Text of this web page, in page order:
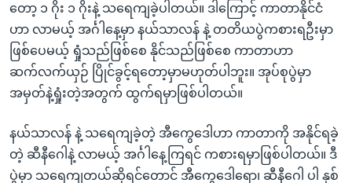
တော့ ၁ ဂိုး ၁ ဂိုးနဲ့ သရေကျခဲ့ပါတယ်။ ဒါကြောင့် ကာတာနိုင်ငံ
ဟာ လာမယ့် အင်္ဂါနေ့မှာ နယ်သာလန် နဲ့ တတိယပွဲကစားရဦးမှာ
ဖြစ်ပေမယ့် ရှုံသည်ဖြစ်စေ နိုင်သည်ဖြစ်စေ ကာတာဟာ
ဆက်လက်ယှဉ် ပြိုင်ခွင့်ရတော့မှာမဟုတ်ပါဘူး။ အုပ်စုပွဲမှာ
အမှတ်နဲ့ရှုံးတဲ့အတွက် ထွက်ရမှာဖြစ်ပါတယ်။
နယ်သာလန် နဲ့ သရေကျခဲ့တဲ့ အီကွေဒေါဟာ ကာတာကို အနိုင်ရခဲ့
တဲ့ ဆီနီဂေါနဲ့ လာမယ့် အင်္ဂါနေ့ကြရင် ကစားရမှာဖြစ်ပါတယ်။ ဒီ
ပွဲမှာ သရေကျတယ်ဆိုရင်တောင် အီကွေဒေါရော၊ ဆီနီဂေါ ပါ နှစ်